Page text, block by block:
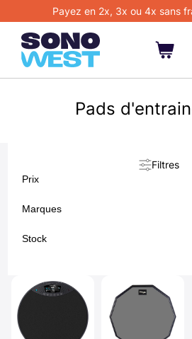
Payez en 2x, 3x ou 4x sans
Pads
Filtres
Prix
Marques
Stock